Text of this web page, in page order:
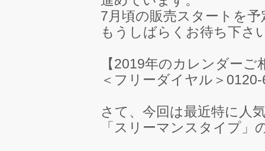
7月頃の販売スタートを
もうしばらくお待ち下さ
【2019年のカレンダー
＜フリーダイヤル＞
さて、今回は最近特に人
「スリーマンスタイプ